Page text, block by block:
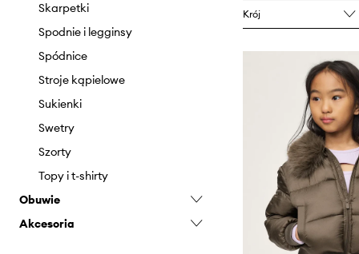
Swetry
Szorty
T-shirty i polo
Skarpetki
Spodnie i legginsy
Spódnice
Stroje kąpielowe
Sukienki
Swetry
Szorty
Topy i t-shirty
Obuwie
Baleriny
Akcesoria
Krój